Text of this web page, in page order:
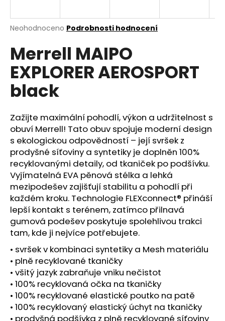
Průměrné
produktu
je
0,0
5
hvězdiček.
Neohodnoceno Podrobnosti hodnocení
Merrell MAIPO
EXPLORER AEROSPORT
black
Zažijte maximální pohodlí, výkon a udržitelnost s
obuví Merrell! Tato obuv spojuje moderní design
s ekologickou odpovědností – její svršek z
prodyšné síťoviny a syntetiky je doplněn 100%
recyklovanými detaily, od tkaniček po podšívku.
Vyjímatelná EVA pěnová stélka a lehká
mezipodešev zajišťují stabilitu a pohodlí při
každém kroku. Technologie FLEXconnect® přináší
lepší kontakt s terénem, zatímco přilnavá
gumová podešev poskytuje spolehlivou trakci
tam, kde ji nejvíce potřebujete.
• svršek v kombinaci syntetiky a Mesh materiálu
• plně recyklované tkaničky
• všitý jazyk zabraňuje vniku nečistot
• 100% recyklovaná očka na tkaničky
• 100% recyklované elastické poutko na patě
• 100% recyklovaný elastický úchyt na tkaničky
• prodyšná podšívka z plně recyklované síťoviny
j
t
?
HLEDAT
D
o
p
o
r
u
č
u
j
e
m
e
SAUCONY